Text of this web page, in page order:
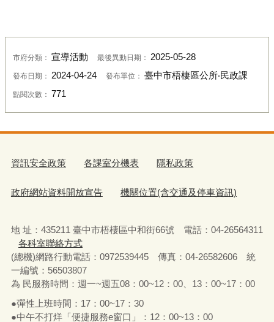
市府分類： 宣導活動 最後異動日期： 2025-05-28
發布日期： 2024-04-24 發布單位： 臺中市梧棲區公所‧民政課
點閱次數： 771
資訊安全政策 各課室分機表 隱私政策
政府網站資料開放宣告 機關位置(含交通及停車資訊)
地 址：435211 臺中市梧棲區中和街66號 電話：04-26564311
各科室聯絡方式
(總機)網路行動電話：0972539445 傳真：04-26582606 統
一編號：56503807
為 民服務時間：週一~週五08：00~12：00、13：00~17：00
●彈性上班時間：17：00~17：30
●中午不打烊「便捷服務e窗口」：12：00~13：00